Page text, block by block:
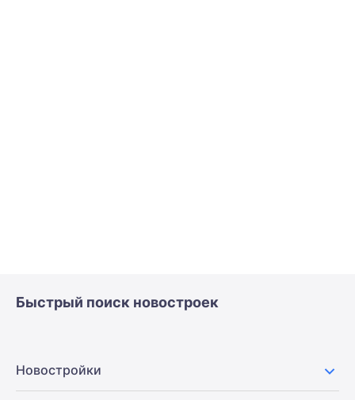
Быстрый поиск новостроек
Новостройки